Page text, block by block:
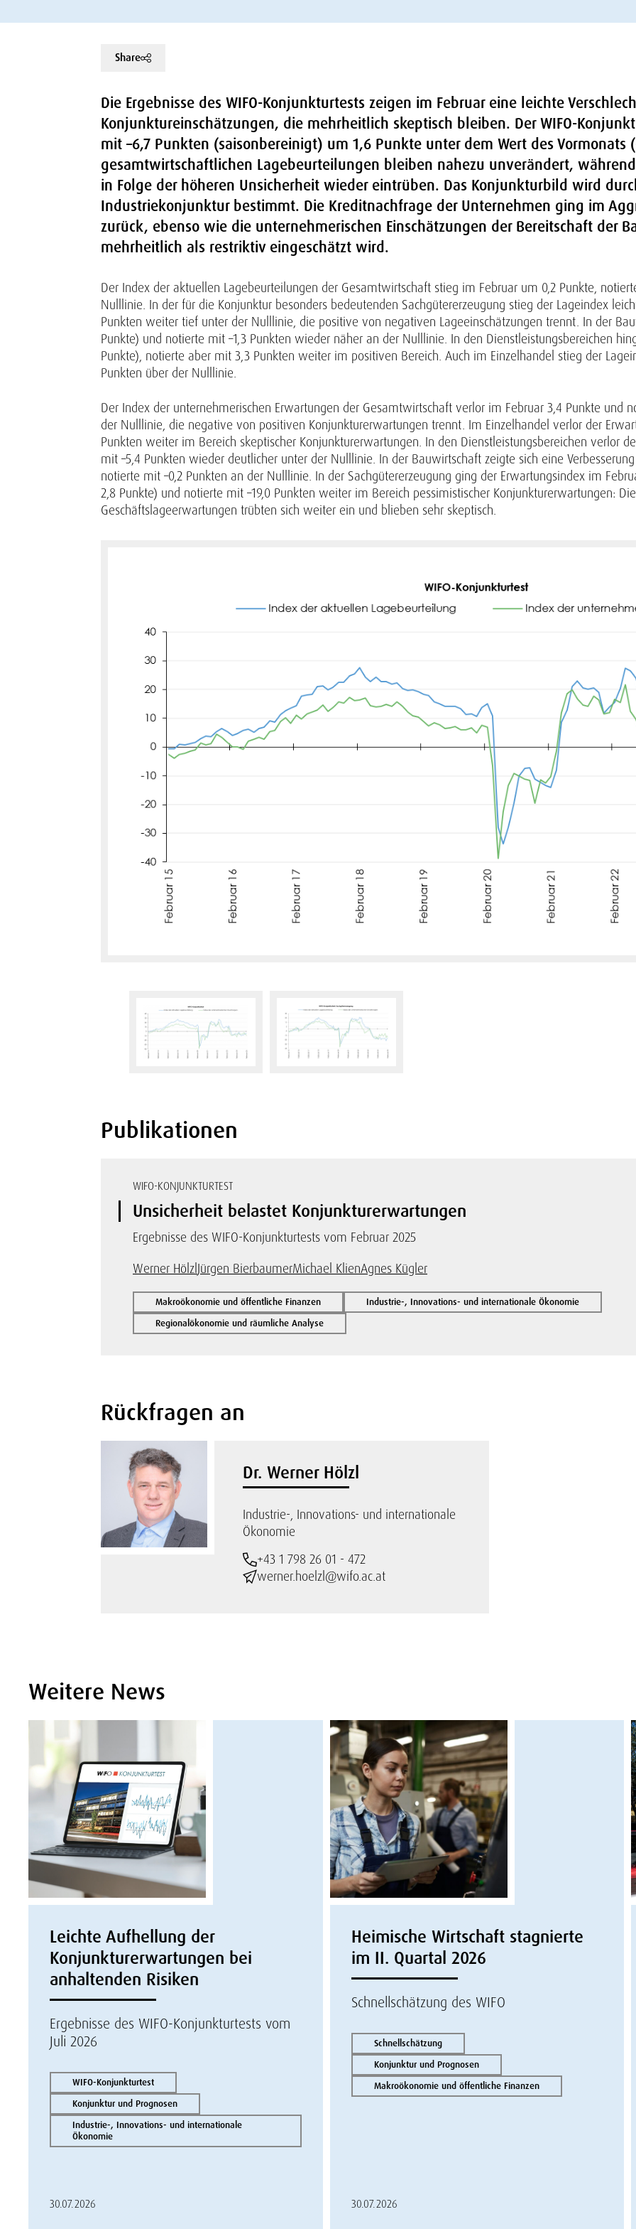
Share
Die Ergebnisse des WIFO-Konjunkturtests zeigen im Februar eine leichte
Konjunktureinschätzungen, die mehrheitlich skeptisch bleiben. Der WIFO-
mit –6,7 Punkten (saisonbereinigt) um 1,6 Punkte unter dem Wert des Vormonats
gesamtwirtschaftlichen Lagebeurteilungen bleiben nahezu unverändert,
in Folge der höheren Unsicherheit wieder eintrüben. Das Konjunkturbild wird
Industriekonjunktur bestimmt. Die Kreditnachfrage der Unternehmen ging im
zurück, ebenso wie die unternehmerischen Einschätzungen der Bereitschaft der
mehrheitlich als restriktiv eingeschätzt wird.
Der Index der aktuellen Lagebeurteilungen der Gesamtwirtschaft stieg im Februar um 0,2 Punkte,
Nulllinie. In der für die Konjunktur besonders bedeutenden Sachgütererzeugung stieg der Lageindex
Punkten weiter tief unter der Nulllinie, die positive von negativen Lageeinschätzungen trennt. In der
Punkte) und notierte mit –1,3 Punkten wieder näher an der Nulllinie. In den Dienstleistungsbereichen
Punkte), notierte aber mit 3,3 Punkten weiter im positiven Bereich. Auch im Einzelhandel stieg der
Punkten über der Nulllinie.
Der Index der unternehmerischen Erwartungen der Gesamtwirtschaft verlor im Februar 3,4 Punkte und
der Nulllinie, die negative von positiven Konjunkturerwartungen trennt. Im Einzelhandel verlor der
Punkten weiter im Bereich skeptischer Konjunkturerwartungen. In den Dienstleistungsbereichen verlor
mit –5,4 Punkten wieder deutlicher unter der Nulllinie. In der Bauwirtschaft zeigte sich eine
notierte mit –0,2 Punkten an der Nulllinie. In der Sachgütererzeugung ging der Erwartungsindex im
2,8 Punkte) und notierte mit –19,0 Punkten weiter im Bereich pessimistischer Konjunkturerwartungen:
Geschäftslageerwartungen trübten sich weiter ein und blieben sehr skeptisch.
Publikationen
WIFO-KONJUNKTURTEST
Unsicherheit belastet Konjunkturerwartungen
Ergebnisse des WIFO-Konjunkturtests vom Februar 2025
Werner Hölzl Jürgen BierbaumerMichael KlienAgnes Kügler
Makroökonomie und öffentliche Finanzen
Industrie-, Innovations- und internationale Ökonomie
Regionalökonomie und räumliche Analyse
Rückfragen an
Dr. Werner Hölzl
Industrie-, Innovations- und internationale
Ökonomie
+43 1 798 26 01 - 472
werner.hoelzl@wifo.ac.at
Weitere News
Leichte Aufhellung der
Konjunkturerwartungen bei
anhaltenden Risiken
Ergebnisse des WIFO-Konjunkturtests vom
Juli 2026
WIFO-Konjunkturtest
Konjunktur und Prognosen
Industrie-, Innovations- und internationale
Ökonomie
30.07.2026
Heimische Wirtschaft stagnierte
im II. Quartal 2026
Schnellschätzung des WIFO
Schnellschätzung
Konjunktur und Prognosen
Makroökonomie und öffentliche Finanzen
30.07.2026